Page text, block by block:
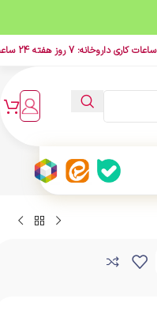
ساعات کاری داروخانه: 7 روز هفته 24 ساعت